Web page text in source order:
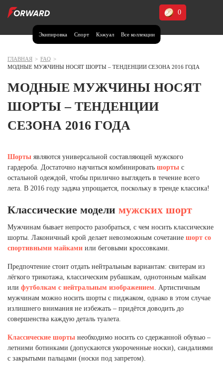
Экипировка Спорт Кэжуал Все коллекции
0
Москва и МО
Воронежская область (1)
Дагестан (2)
Иркутская область (2)
Краснодарский край (5)
Красноярский край (5)
Курская область (1)
Новосибирская область (3)
Омская область (5)
Республика Башкортостан (3)
Республика Крым (1)
Республика Татарстан (2)
Ростовская область (2)
Самарская область (1)
Саратовская область (1)
Свердловская область (5)
Северная Осетия (2)
ГЛАВНАЯ > FAQ >
МОДНЫЕ МУЖЧИНЫ НОСЯТ ШОРТЫ – ТЕНДЕНЦИИ СЕЗОНА 2016 ГОДА
МОДНЫЕ МУЖЧИНЫ НОСЯТ
ШОРТЫ – ТЕНДЕНЦИИ
СЕЗОНА 2016 ГОДА
Шорты являются универсальной составляющей мужского
гардероба. Достаточно научиться комбинировать шорты с
остальной одеждой, чтобы прилично выглядеть в течение всего
лета. В 2016 году задача упрощается, поскольку в тренде классика!
Классические модели мужских шорт
Мужчинам бывает непросто разобраться, с чем носить классические
шорты. Лаконичный крой делает невозможным сочетание шорт со
спортивными майками или беговыми кроссовками.
Предпочтение стоит отдать нейтральным вариантам: свитерам из
лёгкого трикотажа, классическим рубашкам, однотонным майкам
или футболкам с нейтральным изображением. Артистичным
мужчинам можно носить шорты с пиджаком, однако в этом случае
излишнего внимания не избежать – придётся доводить до
совершенства каждую деталь туалета.
Классические шорты необходимо носить со сдержанной обувью –
летними ботинками (допускаются укороченные носки), сандалиями
с закрытыми пальцами (носки под запретом).